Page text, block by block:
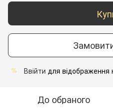
% Ввійти для відображення
До обраного